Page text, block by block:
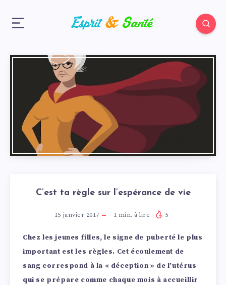
C’est ta règle sur l’espérance de vie
15 janvier 2017 1 min. à lire 5
Chez les jeunes filles, le signe de puberté le plus
important est les règles. Cet écoulement de
sang correspond à la « déception » de l’utérus
qui se prépare comme chaque mois à accueillir